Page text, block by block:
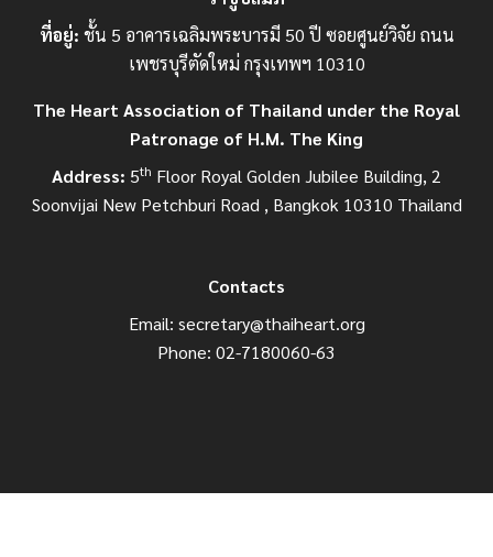
ที่อยู่: ชั้น 5 อาคารเฉลิมพระบารมี 50 ปี ซอยศูนย์วิจัย ถนน
เพชรบุรีตัดใหม่ กรุงเทพฯ 10310
The Heart Association of Thailand under the Royal
Patronage of H.M. The King
Address: 5th Floor Royal Golden Jubilee Building, 2
Soonvijai New Petchburi Road , Bangkok 10310 Thailand
Contacts
Email: secretary@thaiheart.org
Phone: 02-7180060-63